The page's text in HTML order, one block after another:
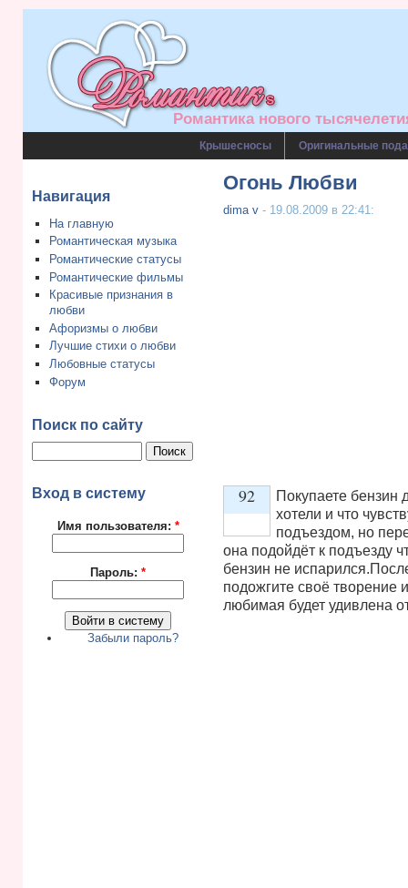
Романтика нового
Крышесносы Оригинальные
Навигация
На главную
Романтическая музыка
Романтические статусы
Романтические фильмы
Красивые признания в
любви
Афоризмы о любви
Лучшие стихи о любви
Любовные статусы
Форум
Поиск по сайту
Вход в систему
Имя пользователя: *
Пароль: *
Забыли пароль?
Огонь Любви
dima v- 19.08.2009 в 22:41:
92
Покупаете бензин
хотели и что
подъездом, но
она подойдёт к подъезду
бензин не
подожгите своё творение
любимая будет удивлена